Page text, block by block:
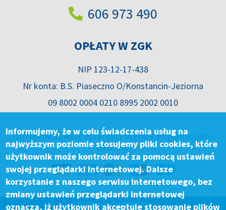
Informujemy, że w celu świadczenia usług na
najwyższym poziomie stosujemy pliki cookies, które
użytkownik może kontrolować za pomocą ustawień
swojej przeglądarki internetowej. Dalsze
korzystanie z naszego serwisu internetowego, bez
zmiany ustawień przeglądarki internetowej
oznacza, iż użytkownik akceptuje stosowanie plików
606 973 490
OPŁATY W ZGK
NIP 123-12-17-438
Nr konta: B.S. Piaseczno O/Konstancin-Jeziorna
09 8002 0004 0210 8995 2002 0010
Istnieje możliwość opłat przy użyciu kart płatniczych i
telefonu.
Deklaracja dostępności